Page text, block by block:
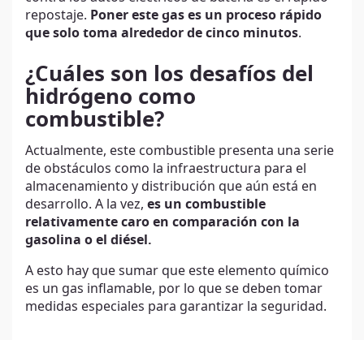
repostaje. Poner este gas es un proceso rápido
que solo toma alrededor de cinco minutos.
¿Cuáles son los desafíos del
hidrógeno como
combustible?
Actualmente, este combustible presenta una serie
de obstáculos como la infraestructura para el
almacenamiento y distribución que aún está en
desarrollo. A la vez, es un combustible
relativamente caro en comparación con la
gasolina o el diésel.
A esto hay que sumar que este elemento químico
es un gas inflamable, por lo que se deben tomar
medidas especiales para garantizar la seguridad.